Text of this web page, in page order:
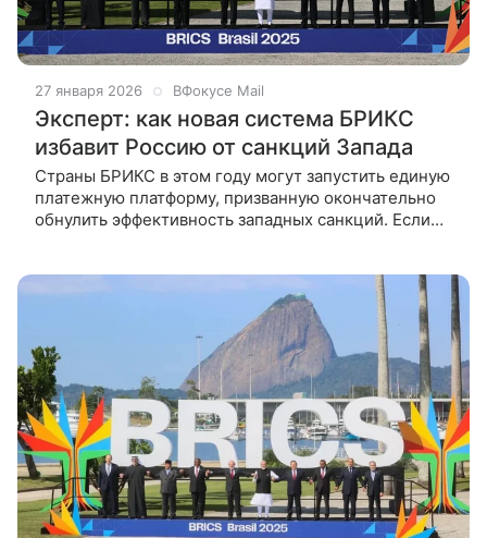
27 января 2026 ВФокусе Mail
Эксперт: как новая система БРИКС
избавит Россию от санкций Запада
Страны БРИКС в этом году могут запустить единую
платежную платформу, призванную окончательно
обнулить эффективность западных санкций. Если